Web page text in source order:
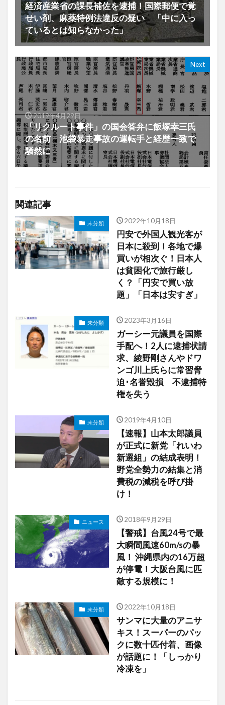
経済産業省の課長補佐を逮捕！国際郵便で覚
せい剤、麻薬特例法違反の疑い 「中に入っ
ているとは知らなかった」
Next
2019年4月29日
「リクルート事件」の国会答弁に飯塚幸三氏
の名前 池袋暴走事故の運転手と経歴一致で
騒然に
関連記事
未分類 2022年10月18日
円安で外国人観光客が
日本に殺到！各地で爆
買いが相次ぐ！日本人
は貧困化で旅行厳し
く？「円安で買い放
題」「日本は安すぎ」
未分類 2023年3月16日
ガーシー元議員を国際
手配へ！2人に逮捕状請
求、綾野剛さんやドワ
ンゴ川上氏らに常習脅
迫･名誉毀損 不逮捕特
権を失う
未分類 2019年4月10日
【速報】山本太郎議員
が正式に新党「れいわ
新選組」の結成表明！
野党全勢力の結集と消
費税の減税を呼び掛
け！
ニュース 2018年9月29日
【警戒】台風24号で最
大瞬間風速60m/sの暴
風！ 沖縄県内の16万超
が停電！大阪台風に匹
敵する規模に！
未分類 2022年10月18日
サンマに大量のアニサ
キス！スーパーのパッ
クに数十匹付着、画像
が話題に！「しっかり
冷凍を」